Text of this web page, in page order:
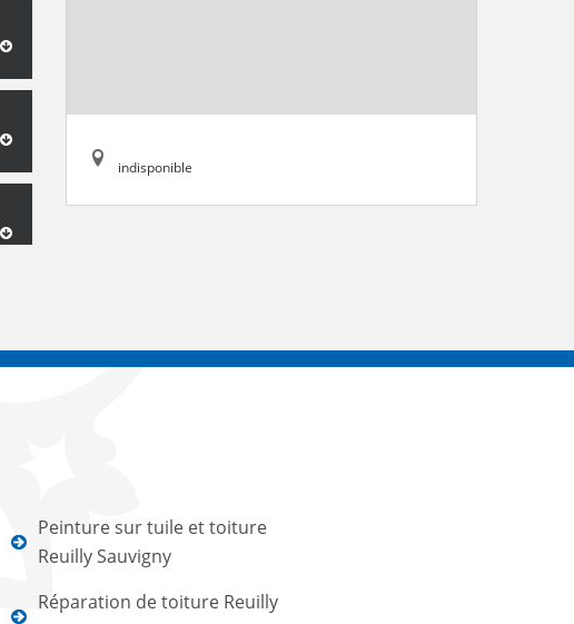
indisponible
Peinture sur tuile et toiture
Reuilly Sauvigny
Réparation de toiture Reuilly